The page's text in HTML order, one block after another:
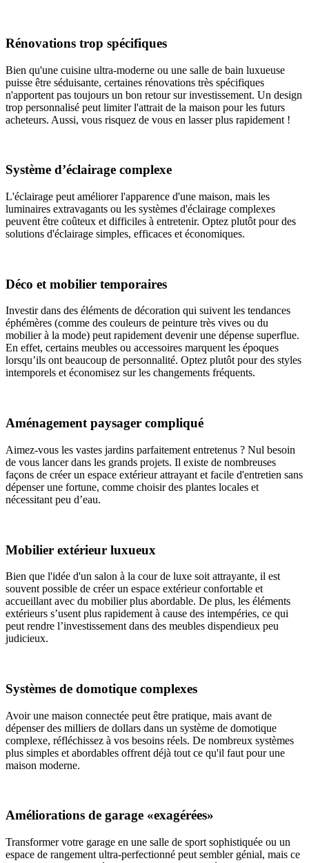
Rénovations trop spécifiques
Bien qu'une cuisine ultra-moderne ou une salle de bain luxueuse
puisse être séduisante, certaines rénovations très spécifiques
n'apportent pas toujours un bon retour sur investissement. Un design
trop personnalisé peut limiter l'attrait de la maison pour les futurs
acheteurs. Aussi, vous risquez de vous en lasser plus rapidement !
Système d’éclairage complexe
L'éclairage peut améliorer l'apparence d'une maison, mais les
luminaires extravagants ou les systèmes d'éclairage complexes
peuvent être coûteux et difficiles à entretenir. Optez plutôt pour des
solutions d'éclairage simples, efficaces et économiques.
Déco et mobilier temporaires
Investir dans des éléments de décoration qui suivent les tendances
éphémères (comme des couleurs de peinture très vives ou du
mobilier à la mode) peut rapidement devenir une dépense superflue.
En effet, certains meubles ou accessoires marquent les époques
lorsqu’ils ont beaucoup de personnalité. Optez plutôt pour des styles
intemporels et économisez sur les changements fréquents.
Aménagement paysager compliqué
Aimez-vous les vastes jardins parfaitement entretenus ? Nul besoin
de vous lancer dans les grands projets. Il existe de nombreuses
façons de créer un espace extérieur attrayant et facile d'entretien sans
dépenser une fortune, comme choisir des plantes locales et
nécessitant peu d’eau.
Mobilier extérieur luxueux
Bien que l'idée d'un salon à la cour de luxe soit attrayante, il est
souvent possible de créer un espace extérieur confortable et
accueillant avec du mobilier plus abordable. De plus, les éléments
extérieurs s’usent plus rapidement à cause des intempéries, ce qui
peut rendre l’investissement dans des meubles dispendieux peu
judicieux.
Systèmes de domotique complexes
Avoir une maison connectée peut être pratique, mais avant de
dépenser des milliers de dollars dans un système de domotique
complexe, réfléchissez à vos besoins réels. De nombreux systèmes
plus simples et abordables offrent déjà tout ce qu'il faut pour une
maison moderne.
Améliorations de garage «exagérées»
Transformer votre garage en une salle de sport sophistiquée ou un
espace de rangement ultra-perfectionné peut sembler génial, mais ce